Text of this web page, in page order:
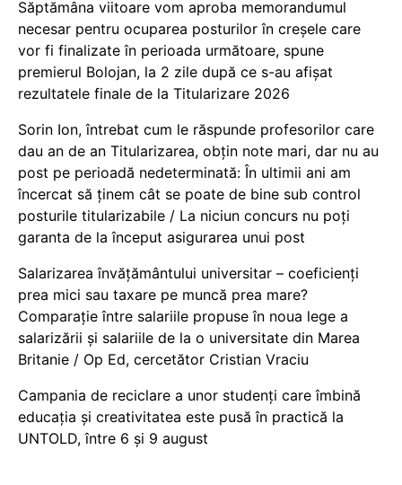
Săptămâna viitoare vom aproba memorandumul
necesar pentru ocuparea posturilor în creșele care
vor fi finalizate în perioada următoare, spune
premierul Bolojan, la 2 zile după ce s-au afișat
rezultatele finale de la Titularizare 2026
Sorin Ion, întrebat cum le răspunde profesorilor care
dau an de an Titularizarea, obțin note mari, dar nu au
post pe perioadă nedeterminată: În ultimii ani am
încercat să ținem cât se poate de bine sub control
posturile titularizabile / La niciun concurs nu poți
garanta de la început asigurarea unui post
Salarizarea învățământului universitar – coeficienți
prea mici sau taxare pe muncă prea mare?
Comparație între salariile propuse în noua lege a
salarizării și salariile de la o universitate din Marea
Britanie / Op Ed, cercetător Cristian Vraciu
Campania de reciclare a unor studenți care îmbină
educația și creativitatea este pusă în practică la
UNTOLD, între 6 și 9 august